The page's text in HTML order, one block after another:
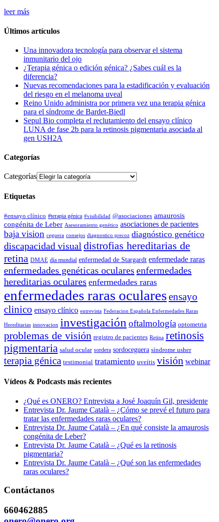
leer más
Últimos artículos
Una innovadora tecnología para observar el sistema
inmunitario del ojo
¿Terapia génica o edición génica? ¿Sabes cuál es la
diferencia?
Nuevas recomendaciones para la estadificación y evaluación
del riesgo en el melanoma uveal
Reino Unido administra por primera vez una terapia génica
para el síndrome de Bardet-Biedl
Sepul Bio completa el reclutamiento del ensayo clínico
LUNA de fase 2b para la retinosis pigmentaria asociada al
gen USH2A
Categorías
Categorías
Etiquetas
#ensayo clínico #terapia génica #visibilidad @asociaciones amaurosis
congénita de Leber Asesoramiento genético asociaciones de pacientes
baja vision ceguera consejos diagnostico precoz diagnóstico genético
discapacidad visual distrofias hereditarias de
retina DMAE día mundial enfermedad de Stargardt enfermedade raras
enfermedades genéticas oculares enfermedades
hereditarias oculares enfermedades raras
enfermedades raras ocularesensayo
clinico ensayo clínico entrevista Federacion Española Enfermedades Raras
Hereditarias innovacion investigación oftalmología optometria
problemas de visión registro de pacientes Retina retinosis
pigmentaria salud ocular sordera sordoceguera síndrome usher
terapia génica testimonial tratamiento uveítis visión webinar
Vídeos & Podcasts más recientes
¿Qué es ONERO? Entrevista a José Joaquín Gil, presidente
Entrevista Dr. Jaume Català – ¿Cómo se prevé el futuro para
tratar las enfermedades raras oculares?
Entrevista Dr. Jaume Català – ¿En qué consiste la amaurosis
congénita de Leber?
Entrevista Dr. Jaume Català – ¿Qué es la retinosis
pigmentaria?
Entrevista Dr. Jaume Català – ¿Qué son las enfermedades
raras oculares?
Contáctanos
660462885